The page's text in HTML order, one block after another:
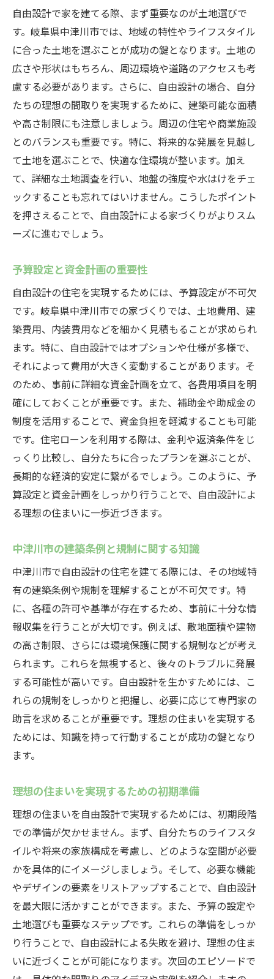
プライバシーを守る間取りの工夫
音対策を考慮した設計のポイント
水回りの配置と使い勝手
将来のリフォームを見据えた設計
施工業者とのトラブルを避ける方法
家族のライフスタイルに合った自由設計の提案
子育て世帯に適した間取りの提案
二世帯住宅の設計アイデア
ペットと暮らす家の間取り
趣味を楽しむスペースの作り方
在宅ワークを快適にする部屋作り
将来の介護を見据えたバリアフリー設計
中津川市で自由設計を選ぶべき理由とその魅力
自由設計の柔軟性とカスタマイズ性
地元工務店の強みとサポート
地域コミュニティとのつながりを活かす住
まい
中津川市での自然豊かな暮らし
地元の歴史と文化を感じる住まいづくり
成功する自由設計の家づくりのポイントと注意
点
信頼できる施工業者の選び方
トラブルを防ぐための契約書の確認ポイン
ト
工事中のコミュニケーションの取り方
完成後のメンテナンス計画
お客様の声を反映した改善提案
自由設計で家を建てる際、まず重要なのが土地選びで
す。岐阜県中津川市では、地域の特性やライフスタイル
に合った土地を選ぶことが成功の鍵となります。土地の
広さや形状はもちろん、周辺環境や道路のアクセスも考
慮する必要があります。さらに、自由設計の場合、自分
たちの理想の間取りを実現するために、建築可能な面積
や高さ制限にも注意しましょう。周辺の住宅や商業施設
とのバランスも重要です。特に、将来的な発展を見越し
て土地を選ぶことで、快適な住環境が整います。加え
て、詳細な土地調査を行い、地盤の強度や水はけをチェ
ックすることも忘れてはいけません。こうしたポイント
を押さえることで、自由設計による家づくりがよりスム
ーズに進むでしょう。
予算設定と資金計画の重要性
自由設計の住宅を実現するためには、予算設定が不可欠
です。岐阜県中津川市での家づくりでは、土地費用、建
築費用、内装費用などを細かく見積もることが求められ
ます。特に、自由設計ではオプションや仕様が多様で、
それによって費用が大きく変動することがあります。そ
のため、事前に詳細な資金計画を立て、各費用項目を明
確にしておくことが重要です。また、補助金や助成金の
制度を活用することで、資金負担を軽減することも可能
です。住宅ローンを利用する際は、金利や返済条件をじ
っくり比較し、自分たちに合ったプランを選ぶことが、
長期的な経済的安定に繋がるでしょう。このように、予
算設定と資金計画をしっかり行うことで、自由設計によ
る理想の住まいに一歩近づきます。
中津川市の建築条例と規制に関する知識
中津川市で自由設計の住宅を建てる際には、その地域特
有の建築条例や規制を理解することが不可欠です。特
に、各種の許可や基準が存在するため、事前に十分な情
報収集を行うことが大切です。例えば、敷地面積や建物
の高さ制限、さらには環境保護に関する規制などが考え
られます。これらを無視すると、後々のトラブルに発展
する可能性が高いです。自由設計を生かすためには、こ
れらの規制をしっかりと把握し、必要に応じて専門家の
助言を求めることが重要です。理想の住まいを実現する
ためには、知識を持って行動することが成功の鍵となり
ます。
理想の住まいを実現するための初期準備
理想の住まいを自由設計で実現するためには、初期段階
での準備が欠かせません。まず、自分たちのライフスタ
イルや将来の家族構成を考慮し、どのような空間が必要
かを具体的にイメージしましょう。そして、必要な機能
やデザインの要素をリストアップすることで、自由設計
を最大限に活かすことができます。また、予算の設定や
土地選びも重要なステップです。これらの準備をしっか
り行うことで、自由設計による失敗を避け、理想の住ま
いに近づくことが可能になります。次回のエピソードで